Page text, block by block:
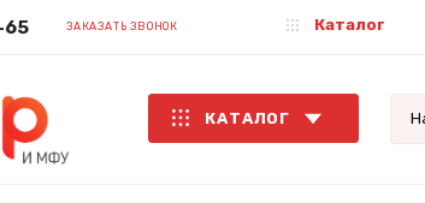
65 ЗАКАЗАТЬ ЗВОНОК Каталог
КАТАЛОГ